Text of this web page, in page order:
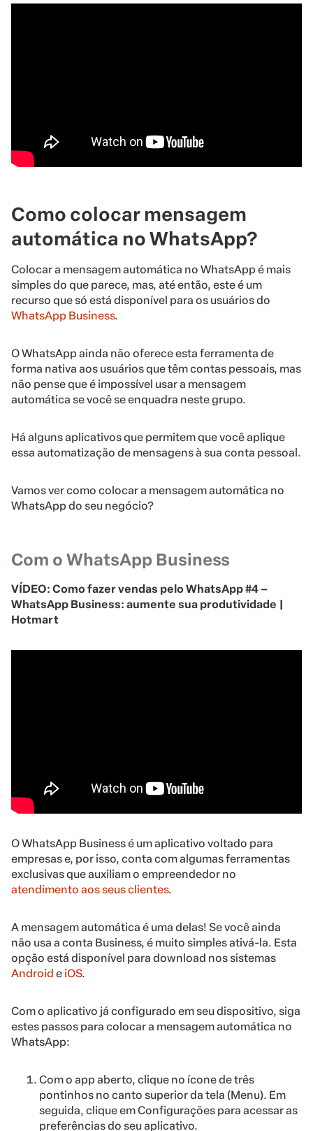
Como colocar mensagem
automática no WhatsApp?
Colocar a mensagem automática no WhatsApp é mais
simples do que parece, mas, até então, este é um
recurso que só está disponível para os usuários do
WhatsApp Business.
O WhatsApp ainda não oferece esta ferramenta de
forma nativa aos usuários que têm contas pessoais, mas
não pense que é impossível usar a mensagem
automática se você se enquadra neste grupo.
Há alguns aplicativos que permitem que você aplique
essa automatização de mensagens à sua conta pessoal.
Vamos ver como colocar a mensagem automática no
WhatsApp do seu negócio?
Com o WhatsApp Business
VÍDEO: Como fazer vendas pelo WhatsApp #4 –
WhatsApp Business: aumente sua produtividade |
Hotmart
O WhatsApp Business é um aplicativo voltado para
empresas e, por isso, conta com algumas ferramentas
exclusivas que auxiliam o empreendedor no
atendimento aos seus clientes.
A mensagem automática é uma delas! Se você ainda
não usa a conta Business, é muito simples ativá-la. Esta
opção está disponível para download nos sistemas
Android e iOS.
Com o aplicativo já configurado em seu dispositivo, siga
estes passos para colocar a mensagem automática no
WhatsApp:
Com o app aberto, clique no ícone de três
pontinhos no canto superior da tela (Menu). Em
seguida, clique em Configurações para acessar as
preferências do seu aplicativo.